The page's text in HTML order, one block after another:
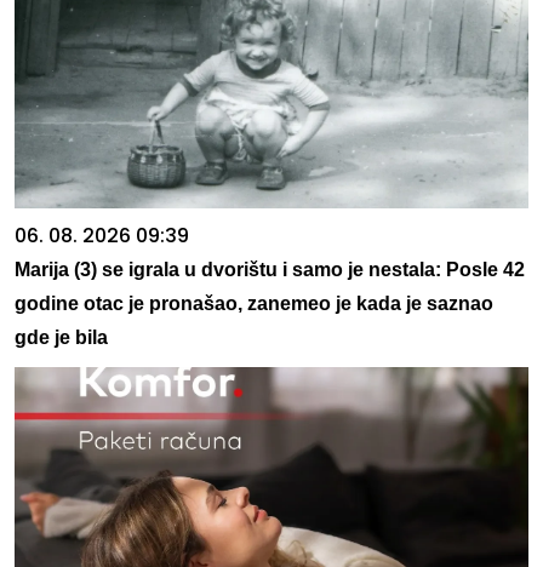
06. 08. 2026 09:39
Marija (3) se igrala u dvorištu i samo je nestala: Posle 42
godine otac je pronašao, zanemeo je kada je saznao
gde je bila